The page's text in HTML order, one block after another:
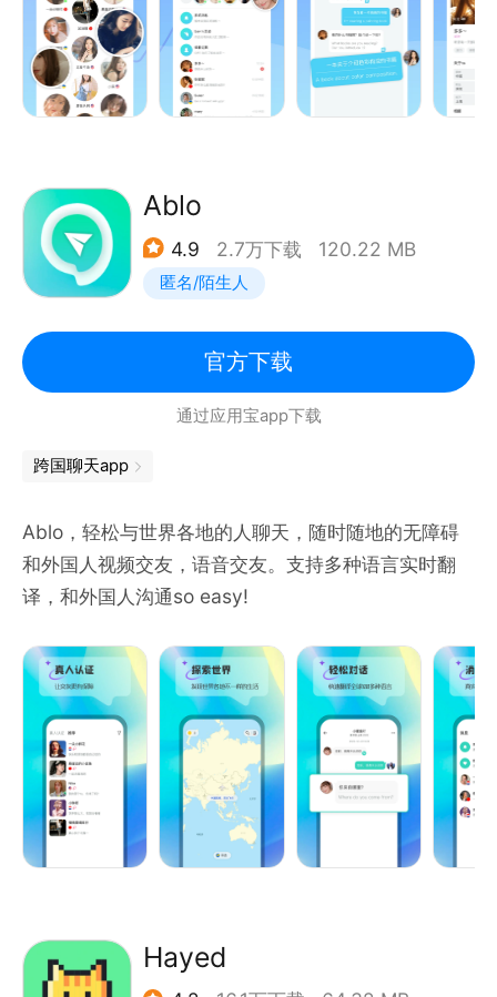
天，语音聊天
【全球动态】成千上万条的全球动态，让你了解世界各
地的风土人情，世界各地的新鲜事
【实时翻译】怕和外国人聊天语言不通？不用担心，特
有的翻译功能，支持多种语言，和外国友人沟通毫无压
外交友软件，来WorldChat国外聊天软件找知心朋
友，红颜蓝颜知己！
如果你有任何使用问题或建议，欢迎联系我们
Ablo
4.9 2.7万下载 120.22 MB
匿名/陌生人
官方下载
通过应用宝app下载
跨国聊天app
Ablo，轻松与世界各地的人聊天，随时随地的无障碍
和外国人视频交友，语音交友。支持多种语言实时翻
译，和外国人沟通so easy!
Hayed